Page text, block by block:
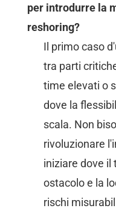
per introdurre la
reshoring?
Il primo caso
tra parti
time elevati o
dove la
scala. Non
rivoluzionare
iniziare dove il
ostacolo e la
rischi